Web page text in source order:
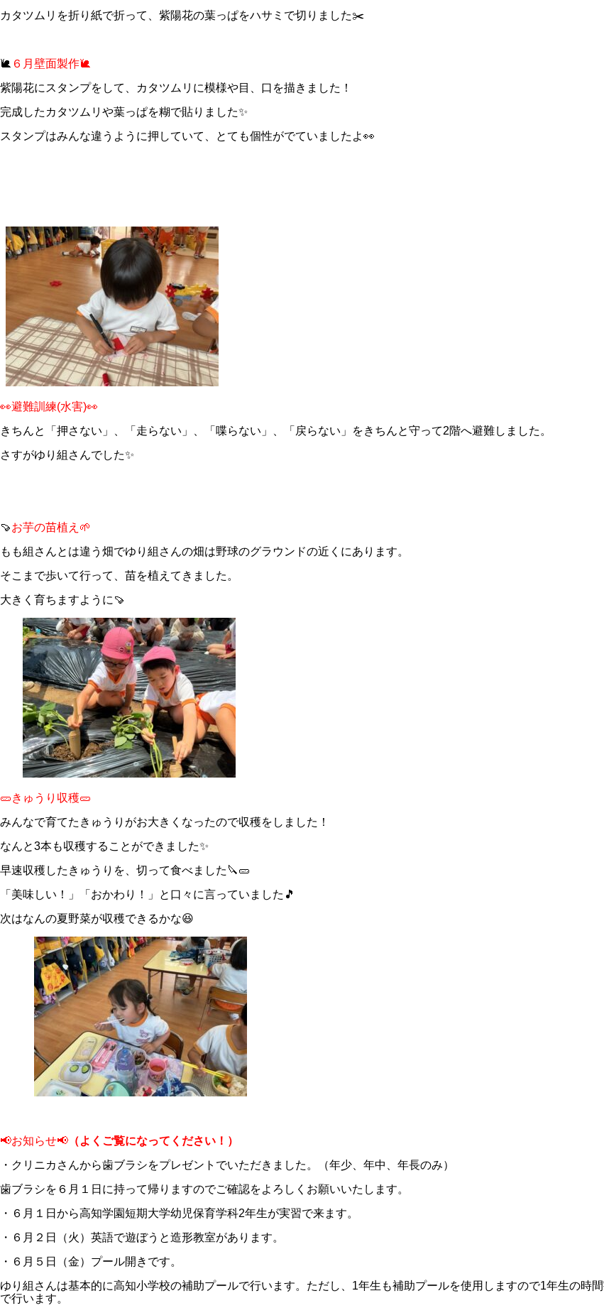
カタツムリを折り紙で折って、紫陽花の葉っぱをハサミで切りました✂️
🐌 ６月壁面製作🐌
紫陽花にスタンプをして、カタツムリに模様や目、口を描きました！
完成したカタツムリや葉っぱを糊で貼りました✨
スタンプはみんな違うように押していて、とても個性がでていましたよ👀
👀避難訓練(水害)👀
きちんと「押さない」、「走らない」、「喋らない」、「戻らない」をきちんと守って2階へ避難しました。
さすがゆり組さんでした✨
🍠お芋の苗植え🌱
もも組さんとは違う畑でゆり組さんの畑は野球のグラウンドの近くにあります。
そこまで歩いて行って、苗を植えてきました。
大きく育ちますように🍠
🥒きゅうり収穫🥒
みんなで育てたきゅうりがお大きくなったので収穫をしました！
なんと3本も収穫することができました✨
早速収穫したきゅうりを、切って食べました🔪🥒
「美味しい！」「おかわり！」と口々に言っていました🎵
次はなんの夏野菜が収穫できるかな😆
📢お知らせ📢 （よくご覧になってください！）
・クリニカさんから歯ブラシをプレゼントでいただきました。（年少、年中、年長のみ）
歯ブラシを６月１日に持って帰りますのでご確認をよろしくお願いいたします。
・６月１日から高知学園短期大学幼児保育学科2年生が実習で来ます。
・６月２日（火）英語で遊ぼうと造形教室があります。
・６月５日（金）プール開きです。
ゆり組さんは基本的に高知小学校の補助プールで行います。ただし、1年生も補助プールを使用しますので1年生の時
で行います。